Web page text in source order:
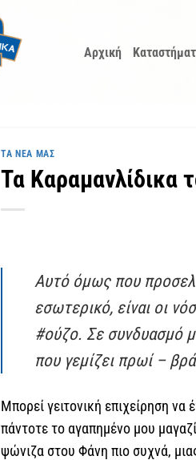
Αρχική
ΤΑ ΝΈΑ ΜΑΣ
Τα Καραμανλίδικα
Αυτό όμως που
εσωτερικό, είναι οι
#ούζο. Σε συνδυασμό
που γεμίζει πρωί –
Μπορεί γειτονική επιχείρηση
πάντοτε το αγαπημένο μου
ψώνιζα στου Φάνη πιο συχνά,